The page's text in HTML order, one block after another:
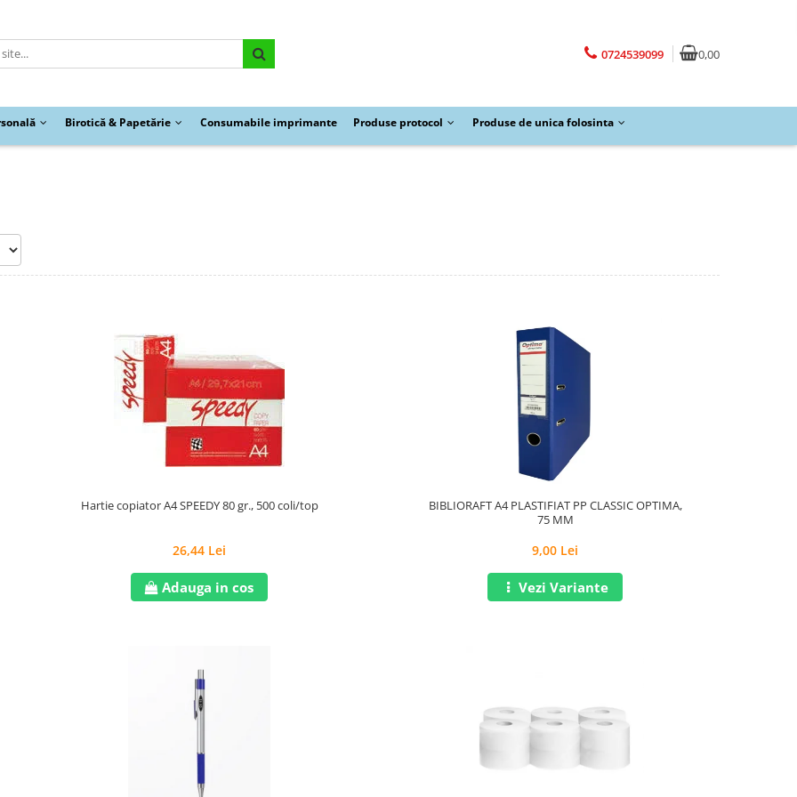
0724539099 0,00
Birotică & Papetărie Consumabile imprimante Produse protocol Produse de unica folosinta
Hartie copiator A4 SPEEDY 80 gr., 500 coli/top
26,44 Lei
Adauga in cos
BIBLIORAFT A4 PLASTIFIAT PP CLASSIC OPTIMA,
75 MM
9,00 Lei
Vezi Variante